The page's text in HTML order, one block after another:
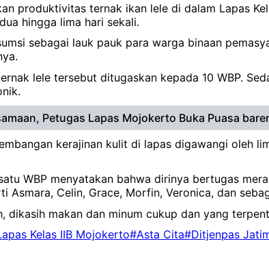
produktivitas ternak ikan lele di dalam Lapas
hingga lima hari sekali.
sebagai lauk pauk para warga binaan
lele tersebut ditugaskan kepada 10 WBP.
Petugas Lapas Mojokerto Buka Puasa
kerajinan kulit di lapas digawangi oleh
WBP menyatakan bahwa dirinya bertugas
Asmara, Celin, Grace, Morfin, Veronica, dan
dikasih makan dan minum cukup dan yang
Kelas IIB Mojokerto#Asta Cita#Ditjenpas